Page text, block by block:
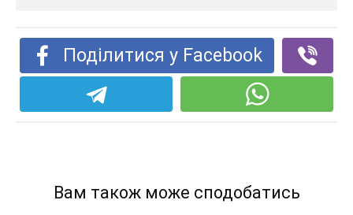
Поділитися у Facebook
Вам також може сподобатись